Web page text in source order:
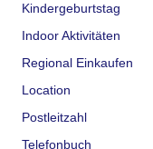
Kindergeburtstag
Indoor Aktivitäten
Regional Einkaufen
Location
Postleitzahl
Telefonbuch